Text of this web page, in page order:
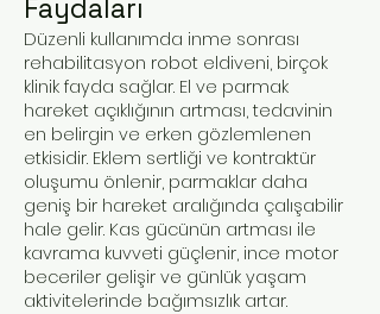
Faydaları
Düzenli kullanımda inme sonrası
rehabilitasyon robot eldiveni, birçok
klinik fayda sağlar. El ve parmak
hareket açıklığının artması, tedavinin
en belirgin ve erken gözlemlenen
etkisidir. Eklem sertliği ve kontraktür
oluşumu önlenir, parmaklar daha
geniş bir hareket aralığında çalışabilir
hale gelir. Kas gücünün artması ile
kavrama kuvveti güçlenir, ince motor
beceriler gelişir ve günlük yaşam
aktivitelerinde bağımsızlık artar.